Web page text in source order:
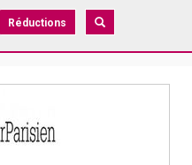
Réductions